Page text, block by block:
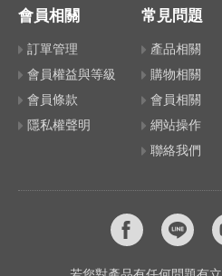
會員相關
訂單管理
會員權益與等級
會員條款
隱私權聲明
常見問題
產品相關
購物相關
會員相關
網站操作
聯絡我們